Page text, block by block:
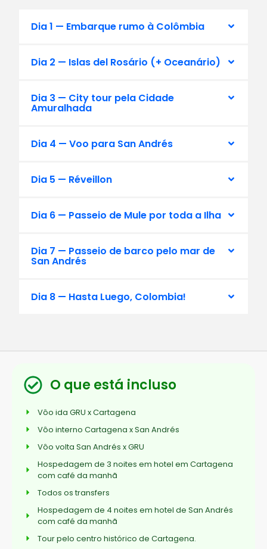
Dia 1 — Embarque rumo à Colômbia
Dia 2 — Islas del Rosário (+ Oceanário)
Dia 3 — City tour pela Cidade
Amuralhada
Dia 4 — Voo para San Andrés
Dia 5 — Réveillon
Dia 6 — Passeio de Mule por toda a Ilha
Dia 7 — Passeio de barco pelo mar de
San Andrés
Dia 8 — Hasta Luego, Colombia!
O que está incluso
Vôo ida GRU x Cartagena
Vôo interno Cartagena x San Andrés
Vôo volta San Andrés x GRU
Hospedagem de 3 noites em hotel em Cartagena
com café da manhã
Todos os transfers
Hospedagem de 4 noites em hotel de San Andrés
com café da manhã
Tour pelo centro histórico de Cartagena.